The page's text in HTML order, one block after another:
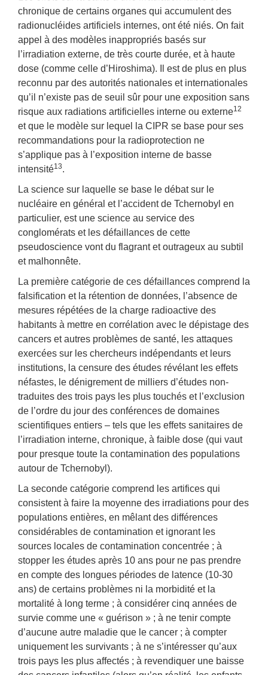
chronique de certains organes qui accumulent des
radionucléides artificiels internes, ont été niés. On fait
appel à des modèles inappropriés basés sur
l’irradiation externe, de très courte durée, et à haute
dose (comme celle d’Hiroshima). Il est de plus en plus
reconnu par des autorités nationales et internationales
qu’il n’existe pas de seuil sûr pour une exposition sans
risque aux radiations artificielles interne ou externe12
et que le modèle sur lequel la CIPR se base pour ses
recommandations pour la radioprotection ne
s’applique pas à l’exposition interne de basse
intensité13.
La science sur laquelle se base le débat sur le
nucléaire en général et l’accident de Tchernobyl en
particulier, est une science au service des
conglomérats et les défaillances de cette
pseudoscience vont du flagrant et outrageux au subtil
et malhonnête.
La première catégorie de ces défaillances comprend la
falsification et la rétention de données, l’absence de
mesures répétées de la charge radioactive des
habitants à mettre en corrélation avec le dépistage des
cancers et autres problèmes de santé, les attaques
exercées sur les chercheurs indépendants et leurs
institutions, la censure des études révélant les effets
néfastes, le dénigrement de milliers d’études non-
traduites des trois pays les plus touchés et l’exclusion
de l’ordre du jour des conférences de domaines
scientifiques entiers – tels que les effets sanitaires de
l’irradiation interne, chronique, à faible dose (qui vaut
pour presque toute la contamination des populations
autour de Tchernobyl).
La seconde catégorie comprend les artifices qui
consistent à faire la moyenne des irradiations pour des
populations entières, en mêlant des différences
considérables de contamination et ignorant les
sources locales de contamination concentrée ; à
stopper les études après 10 ans pour ne pas prendre
en compte des longues périodes de latence (10-30
ans) de certains problèmes ni la morbidité et la
mortalité à long terme ; à considérer cinq années de
survie comme une « guérison » ; à ne tenir compte
d’aucune autre maladie que le cancer ; à compter
uniquement les survivants ; à ne s’intéresser qu’aux
trois pays les plus affectés ; à revendiquer une baisse